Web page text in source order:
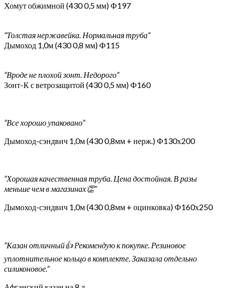
Хомут обжимной (430 0,5 мм) Ф197
“Толстая нержавейка. Нормальная труба”
Дымоход 1,0м (430 0,8 мм) Ф115
“Вроде не плохой зонт. Недорого”
Зонт-К с ветрозащитой (430 0,5 мм) Ф160
“Все хорошо упаковано”
Дымоход-сэндвич 1,0м (430 0,8мм + нерж.) Ф130х200
“Хорошая качественная труба. Цена достойная. В разы
меньше чем в магазинах👏”
Дымоход-сэндвич 1,0м (430 0,8мм + оцинковка) Ф160х250
“Казан отличный👍 Рекомендую к покупке. Резиновое
уплотнительное кольцо в комплекте. Заказала отдельно
силиконовое.”